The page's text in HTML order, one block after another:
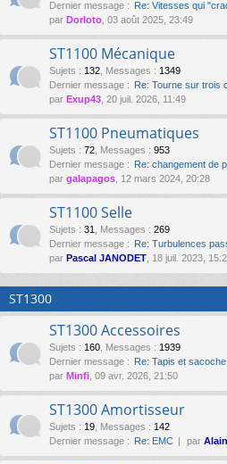
Dernier message : Re: Vitesses qui
par Dorloto , 03 août 2025, 23:49
ST1100 Mécanique
Sujets : 132 Messages : 1349
Dernier message : Re: Tourne sur trois
par Exup43 , 20 juil. 2026, 11:49
ST1100 Pneumatiques
Sujets : 72 Messages : 953
Dernier message : Re: changement de
par galapagos , 12 mars 2024, 20:28
ST1100 Selle
Sujets : 31 Messages : 269
Dernier message : Re: Turbulences
par Pascal JANODET , 18 juil. 2023,
ST1300
ST1300 Accessoires
Sujets : 160 Messages : 1939
Dernier message : Re: Tapis et
par Minfi , 09 avr. 2026, 21:50
ST1300 Amortisseur
Sujets : 19 Messages : 142
Dernier message : Re: EMC par